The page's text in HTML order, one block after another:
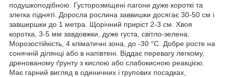
подушкоподібною. Густорозміщені пагони дуже короткі та
злегка підняті. Доросла рослина заввишки досягає 30-50 см і
завширшки до 1 метра. Щорічний приріст 2-3 см. Хвоя
коротка, 3-5 мм завдовжки, дуже густа, світло-зелена.
Морозостійкість, 4 кліматичні зона, до -30 °C. Добре росте на
сонячній ділянці або в напівтені. Віддає перевагу легкому,
дренованому ґрунту з кислою або слабокисною реакцією.
Має гарний вигляд в одиничних і групових посадках,